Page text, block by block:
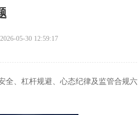
05-30 12:59:17
全、杠杆规避、心态纪律及监管合规六